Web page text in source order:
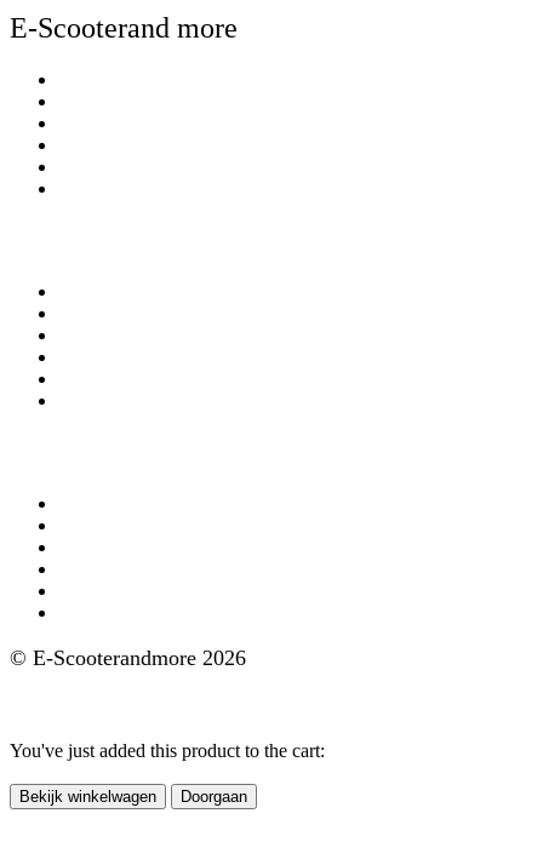
E-Scooterand more
© E-Scooterandmore 2026
You've just added this product to the cart:
Bekijk winkelwagen Doorgaan